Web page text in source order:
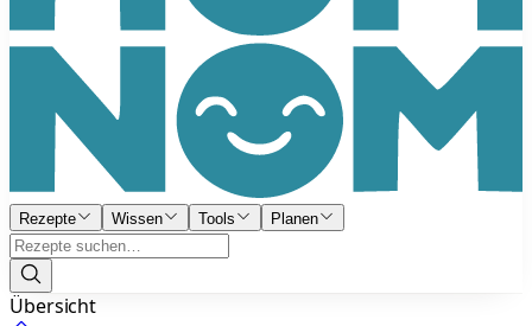
Rezepte Wissen Tools Planen
Übersicht